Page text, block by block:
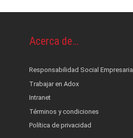
y monitoreo
Acerca de…
Responsabilidad Social Empresaria
Trabajar en Adox
Intranet
Términos y condiciones
Política de privacidad